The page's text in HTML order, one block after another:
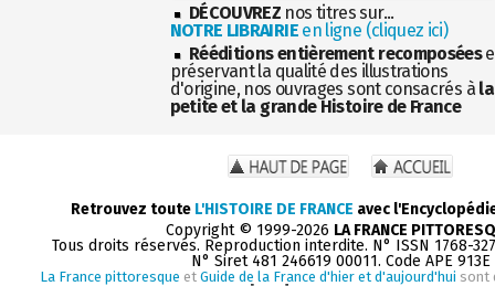
DÉCOUVREZ nos titres sur...
NOTRE LIBRAIRIEen ligne (cliquez ici)
Rééditions entièrement recomposées
préservant la qualité des illustrations
d'origine, nos ouvrages sont consacrés à la
petite et la grande Histoire de France
Retrouvez toute L'HISTOIRE DE FRANCE avec
Copyright © 1999-2026 LA FRANCE
Tous droits réservés. Reproduction interdite. N° ISSN 1768-
N° Siret 481 246619 00011. Code APE 913E
La France pittoresque et Guide de la France d'hier et d'aujourd'hui sont